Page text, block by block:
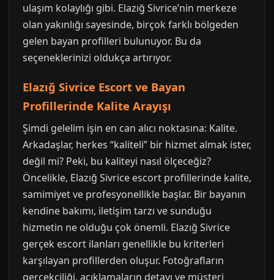
ulaşım kolaylığı gibi. Elazığ Sivrice’nin merkeze
olan yakınlığı sayesinde, birçok farklı bölgeden
gelen bayan profilleri bulunuyor. Bu da
seçeneklerinizi oldukça artırıyor.
Elazığ Sivrice Escort ve Bayan
Profillerinde Kalite Arayışı
Şimdi gelelim işin en can alıcı noktasına: Kalite.
Arkadaşlar, herkes “kaliteli” bir hizmet almak ister,
değil mi? Peki, bu kaliteyi nasıl ölçeceğiz?
Öncelikle, Elazığ Sivrice escort profillerinde kalite,
samimiyet ve profesyonellikle başlar. Bir bayanın
kendine bakımı, iletişim tarzı ve sunduğu
hizmetin ne olduğu çok önemli. Elazığ Sivrice
gerçek escort ilanları genellikle bu kriterleri
karşılayan profillerden oluşur. Fotoğrafların
gerçekçiliği, açıklamaların detayı ve müşteri